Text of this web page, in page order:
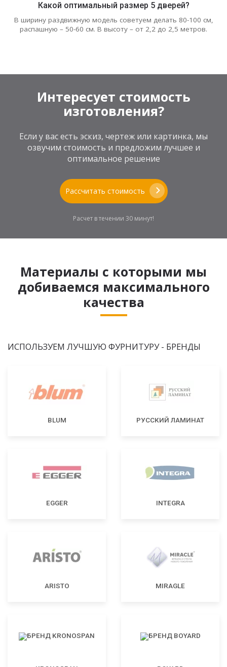
Какой оптимальный размер 5 дверей?
В ширину раздвижную модель советуем делать 80-100 см,
распашную – 50-60 см. В высоту – от 2,2 до 2,5 метров.
Интересует стоимость
изготовления?
Если у вас есть эскиз, чертеж или картинка, мы
озвучим стоимость и предложим лучшее и
оптимальное решение
Рассчитать стоимость
Расчет в течении 30 минут!
Материалы с которыми мы
добиваемся максимального
качества
ИСПОЛЬЗУЕМ ЛУЧШУЮ ФУРНИТУРУ - БРЕНДЫ
BLUM РУССКИЙ ЛАМИНАТ
EGGER INTEGRA
ARISTO MIRAGLE